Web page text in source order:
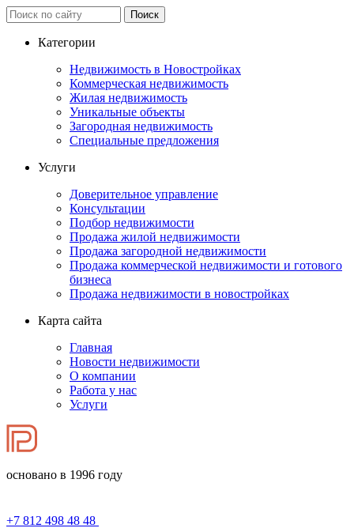
Категории
Недвижимость в Новостройках
Коммерческая недвижимость
Жилая недвижимость
Уникальные объекты
Загородная недвижимость
Специальные предложения
Услуги
Доверительное управление
Консультации
Подбор недвижимости
Продажа жилой недвижимости
Продажа загородной недвижимости
Продажа коммерческой недвижимости и готового
бизнеса
Продажа недвижимости в новостройках
Карта сайта
Главная
Новости недвижимости
О компании
Работа у нас
Услуги
основано в 1996 году
+7 812 498 48 48